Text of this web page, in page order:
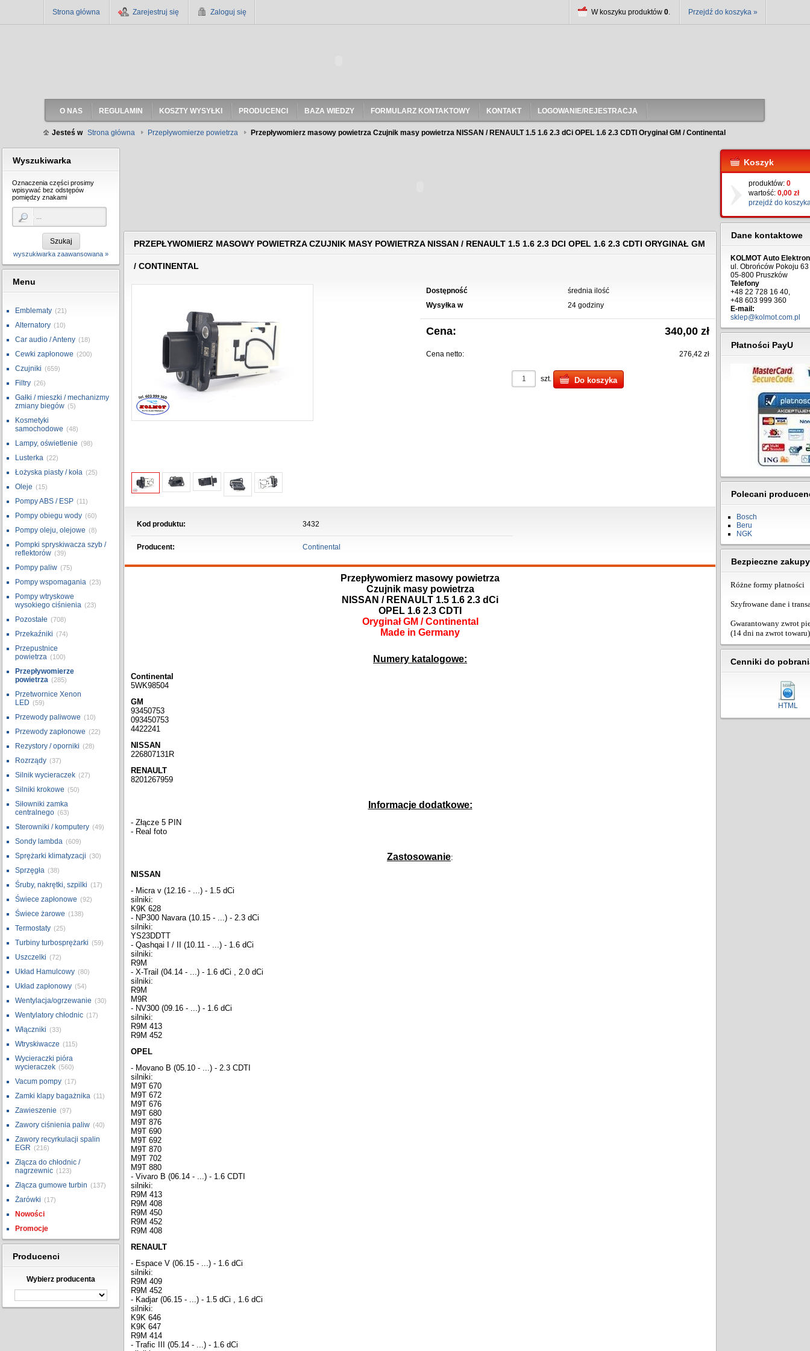
Strona główna Zarejestruj się Zaloguj się W koszyku produktów 0. Przejdź do koszyka »
O NAS REGULAMIN KOSZTY WYSYŁKI PRODUCENCI BAZA WIEDZY FORMULARZ KONTAKTOWY KONTAKT LOGOWANIE/REJESTRACJA
Jesteś w Strona główna Przepływomierze powietrza Przepływomierz masowy powietrza Czujnik masy powietrza NISSAN / RENAULT 1.5 1.6 2.3 dCi OPEL 1.6 2.3 CDTI Oryginał GM / Continental
Wyszukiwarka
Oznaczenia części prosimy
wpisywać bez odstępów
pomiędzy znakami
Szukaj
wyszukiwarka zaawansowana »
Menu
Emblematy (21)
Alternatory (10)
Car audio / Anteny (18)
Cewki zapłonowe (200)
Czujniki (659)
Filtry (26)
Gałki / mieszki / mechanizmy
zmiany biegów (5)
Kosmetyki
samochodowe (48)
Lampy, oświetlenie (98)
Lusterka (22)
Łożyska piasty / koła (25)
Oleje (15)
Pompy ABS / ESP (11)
Pompy obiegu wody (60)
Pompy oleju, olejowe (8)
Pompki spryskiwacza szyb /
reflektorów (39)
Pompy paliw (75)
Pompy wspomagania (23)
Pompy wtryskowe
wysokiego ciśnienia (23)
Pozostałe (708)
Przekaźniki (74)
Przepustnice
powietrza (100)
Przepływomierze
powietrza (285)
Przetwornice Xenon
LED (59)
Przewody paliwowe (10)
Przewody zapłonowe (22)
Rezystory / oporniki (28)
Rozrządy (37)
Silnik wycieraczek (27)
Silniki krokowe (50)
Siłowniki zamka
centralnego (63)
Sterowniki / komputery (49)
Sondy lambda (609)
Sprężarki klimatyzacji (30)
Sprzęgła (38)
Śruby, nakrętki, szpilki (17)
Świece zapłonowe (92)
Świece żarowe (138)
Termostaty (25)
Turbiny turbosprężarki (59)
Uszczelki (72)
Układ Hamulcowy (80)
Układ zapłonowy (54)
Wentylacja/ogrzewanie (30)
Wentylatory chłodnic (17)
Włączniki (33)
Wtryskiwacze (115)
Wycieraczki pióra
wycieraczek (560)
Vacum pompy (17)
Zamki klapy bagażnika (11)
Zawieszenie (97)
Zawory ciśnienia paliw (40)
Zawory recyrkulacji spalin
EGR (216)
Złącza do chłodnic /
nagrzewnic (123)
Złącza gumowe turbin (137)
Żarówki (17)
Nowości
Promocje
Producenci
Wybierz producenta
PRZEPŁYWOMIERZ MASOWY POWIETRZA CZUJNIK MASY POWIETRZA NISSAN / RENAULT 1.5 1.6 2.3 DCI OPEL 1.6 2.3 CDTI ORYGINAŁ GM
/ CONTINENTAL
Dostępność
średnia ilość
Wysyłka w
24 godziny
Cena: 340,00 zł
Cena netto: 276,42 zł
szt. Do koszyka
Kod produktu: 3432
Producent: Continental
Przepływomierz masowy powietrza
Czujnik masy powietrza
NISSAN / RENAULT 1.5 1.6 2.3 dCi
OPEL 1.6 2.3 CDTI
Oryginał GM / Continental
Made in Germany
Numery katalogowe:
Continental
5WK98504
GM
93450753
093450753
4422241
NISSAN
226807131R
RENAULT
8201267959
Informacje dodatkowe:
- Złącze 5 PIN
- Real foto
Zastosowanie:
NISSAN
- Micra v (12.16 - ...) - 1.5 dCi
silniki:
K9K 628
- NP300 Navara (10.15 - ...) - 2.3 dCi
silniki:
YS23DDTT
- Qashqai I / II (10.11 - ...) - 1.6 dCi
silniki:
R9M
- X-Trail (04.14 - ...) - 1.6 dCi , 2.0 dCi
silniki:
R9M
M9R
- NV300 (09.16 - ...) - 1.6 dCi
silniki:
R9M 413
R9M 452
OPEL
- Movano B (05.10 - ...) - 2.3 CDTI
silniki:
M9T 670
M9T 672
M9T 676
M9T 680
M9T 876
M9T 690
M9T 692
M9T 870
M9T 702
M9T 880
- Vivaro B (06.14 - ...) - 1.6 CDTI
silniki:
R9M 413
R9M 408
R9M 450
R9M 452
R9M 408
RENAULT
- Espace V (06.15 - ...) - 1.6 dCi
silniki:
R9M 409
R9M 452
- Kadjar (06.15 - ...) - 1.5 dCi , 1.6 dCi
silniki:
K9K 646
K9K 647
R9M 414
- Trafic III (05.14 - ...) - 1.6 dCi
Koszyk
produktów: 0
wartość: 0,00 zł
przejdź do
Dane kontaktowe
KOLMOT Auto
ul. Obrońców Pokoju 63
05-800 Pruszków
Telefony
+48 22 728 16 40,
+48 603 999 360
E-mail:
sklep@kolmot.com.pl
Płatności PayU
Polecani
Bosch
Beru
NGK
Bezpieczne zakupy
Różne formy płatności
Szyfrowane dane i
Gwarantowany zwrot
(14 dni na zwrot towaru)
Cenniki do
HTML